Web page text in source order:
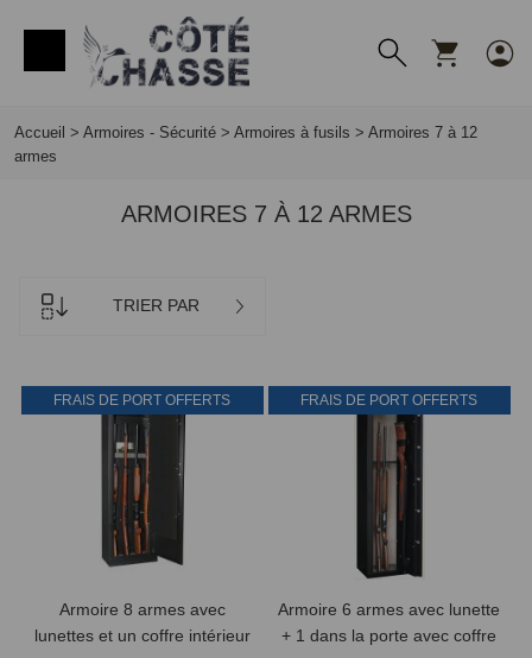
Accueil > Armoires - Sécurité > Armoires à fusils > Armoires 7 à 12
armes
ARMOIRES 7 À 12 ARMES
TRIER PAR
FRAIS DE PORT OFFERTS
Armoire 8 armes avec
lunettes et un coffre intérieur
FRAIS DE PORT OFFERTS
Armoire 6 armes avec lunette
+ 1 dans la porte avec coffre